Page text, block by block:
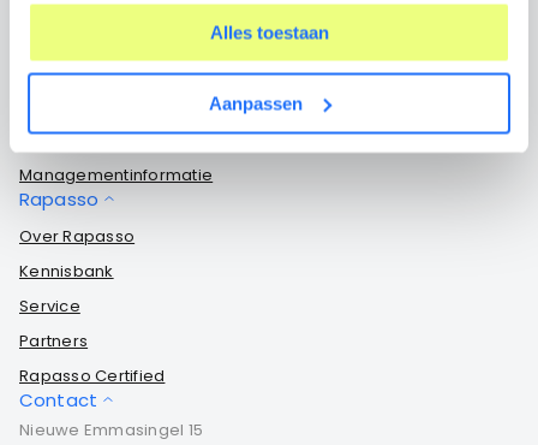
Alles toestaan
Aanpassen
Opdrachtgevers dashboard
Verzuimmanagement
Managementinformatie
Rapasso
Over Rapasso
Kennisbank
Service
Partners
Rapasso Certified
Contact
Nieuwe Emmasingel 15